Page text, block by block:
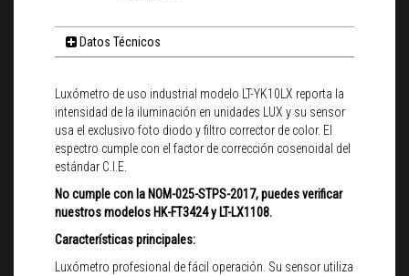
Datos Técnicos
Luxómetro de uso industrial modelo LT-YK10LX reporta la
intensidad de la iluminación en unidades LUX y su sensor
usa el exclusivo foto diodo y filtro corrector de color. El
espectro cumple con el factor de corrección cosenoidal del
estándar C.I.E.
No cumple con la NOM-025-STPS-2017, puedes verificar
nuestros modelos HK-FT3424 y LT-LX1108.
Características principales:
Luxómetro profesional de fácil operación. Su sensor utiliza